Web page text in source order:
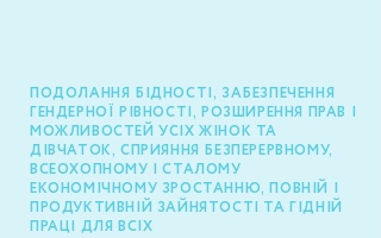
ПОДОЛАННЯ БІДНОСТІ, ЗАБЕЗПЕЧЕННЯ
ГЕНДЕРНОЇ РІВНОСТІ, РОЗШИРЕННЯ ПРАВ І
МОЖЛИВОСТЕЙ УСІХ ЖІНОК ТА
ДІВЧАТОК, СПРИЯННЯ БЕЗПЕРЕРВНОМУ,
ВСЕОХОПНОМУ І СТАЛОМУ
ЕКОНОМІЧНОМУ ЗРОСТАННЮ, ПОВНІЙ І
ПРОДУКТИВНІЙ ЗАЙНЯТОСТІ ТА ГІДНІЙ
ПРАЦІ ДЛЯ ВСІХ